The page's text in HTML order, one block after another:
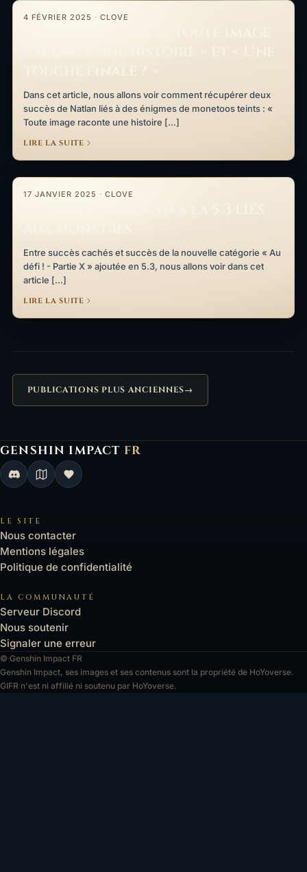
4 FÉVRIER 2025 · CLOVE
raconte une histoire » et « Une
touche finale ? »
Dans cet article, nous allons voir comment récupérer deux
succès de Natlan liés à des énigmes de monetoos teints : «
Toute image raconte une histoire […]
LIRE LA SUITE
Guide de succès : « Toute image raconte une histoire » et «
17 JANVIER 2025 · CLOVE
Entre succès cachés et succès de la nouvelle catégorie « Au
défi ! - Partie X » ajoutée en 5.3, nous allons voir dans cet
article […]
LIRE LA SUITE
Les succès de la 5.0 à la 5.3 liés aux monstres
PUBLICATIONS PLUS ANCIENNES→
GENSHIN IMPACT FR
Genshin Impact FR, retour à l'accueil
LE SITE
Nous contacter
Mentions légales
Politique de confidentialité
LA COMMUNAUTÉ
Serveur Discord
Nous soutenir
Signaler une erreur
© Genshin Impact FR
Genshin Impact, ses images et ses contenus sont la propriété de HoYoverse.
GIFR n'est ni affilié ni soutenu par HoYoverse.